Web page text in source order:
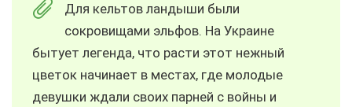
Для кельтов ландыши были
сокровищами эльфов. На Украине
бытует легенда, что расти этот нежный
цветок начинает в местах, где молодые
девушки ждали своих парней с войны и